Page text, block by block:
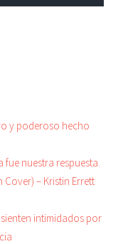
y poderoso hecho
nuestra respuesta.
Cover) – Kristin Errett
intimidados por